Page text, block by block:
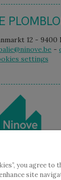
12 - 9400
-
settings
you agree to
site